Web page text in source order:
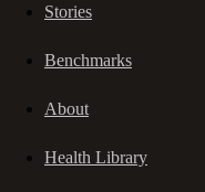
Stories
Benchmarks
About
Health Library